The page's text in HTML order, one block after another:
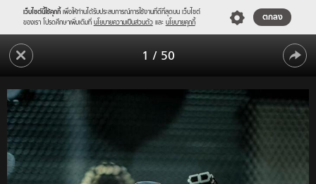
เว็บไซต์นี้ใช้คุกกี้ เพื่อให้ท่านได้รับประสบการณ์การใช้งานที่ดีที่สุดบน เว็บไซต์
ของเรา โปรดศึกษาเพิ่มเติมที่ นโยบายความเป็นส่วนตัว และ นโยบายคุกกี้
ตกลง
THE
CAFE
THE
MASSIVE
TOY
GALLERY
สวรรค์
สำหรับ
CAFE
MASSIVE
1 / 50